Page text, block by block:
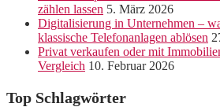
zählen lassen 5. März 2026
Digitalisierung in Unternehmen –
klassische Telefonanlagen ablösen
Privat verkaufen oder mit
Vergleich 10. Februar 2026
Top Schlagwörter